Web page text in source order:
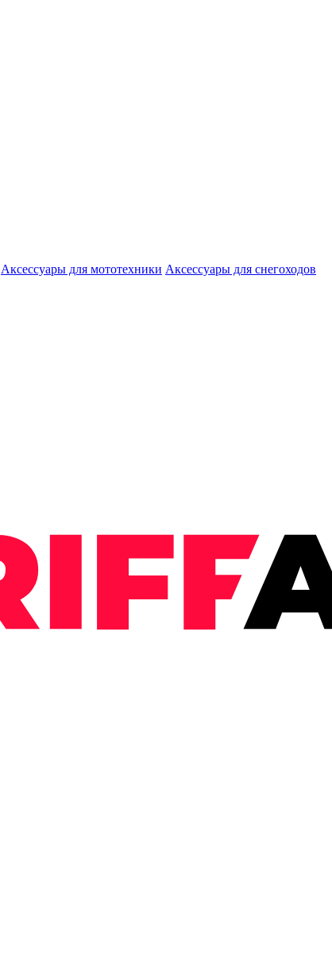
Аксессуары для мототехники Аксессуары для снегоходов